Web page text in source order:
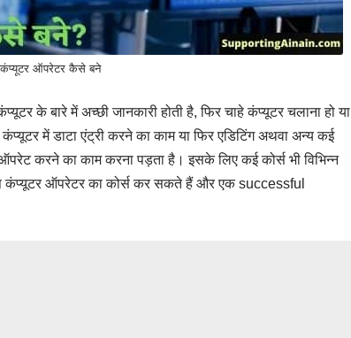
कंप्यूटर ऑपरेटर कैसे बने
के बारे में अच्छी जानकारी होती है, फिर चाहे कंप्यूटर चलाना हो या
में डाटा एंट्री करने का काम या फिर एडिटिंग अथवा अन्य कई
करने का काम करना पड़ता है। इसके लिए कई कोर्स भी विभिन्न
कंप्यूटर ऑपरेटर का कोर्स कर सकते हैं और एक successful